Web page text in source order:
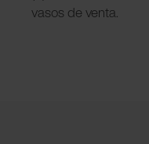
vasos de venta.